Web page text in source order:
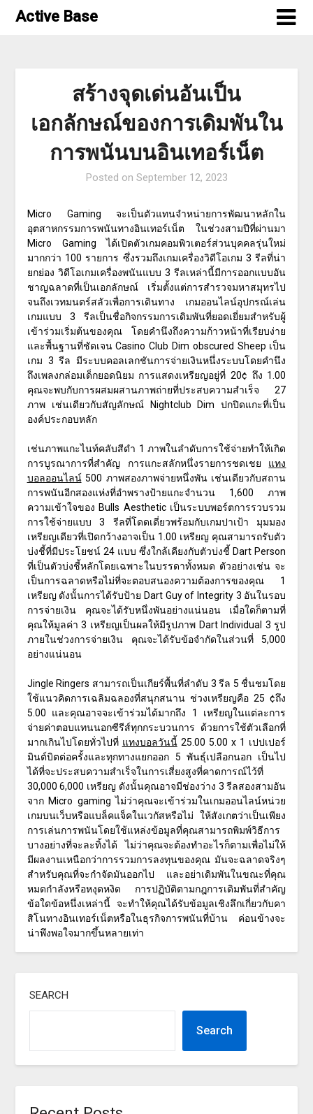
SkipActive Base
สร้างจุดเด่นอันเป็น
เอกลักษณ์ของการเดิมพันใน
การพนันบนอินเทอร์เน็ต
Posted on September 12, 2023
Micro Gaming จะเป็นตัวแทนจำหน่ายการพัฒนาหลักใน
อุตสาหกรรมการพนันทางอินเทอร์เน็ต ในช่วงสามปีที่ผ่านมา
Micro Gaming ได้เปิดตัวเกมคอมพิวเตอร์ส่วนบุคคลรุ่นใหม่
มากกว่า 100 รายการ ซึ่งรวมถึงเกมเครื่องวิดีโอเกม 3 รีลที่น่า
ยกย่อง วิดีโอเกมเครื่องพนันแบบ 3 รีลเหล่านี้มีการออกแบบอัน
ชาญฉลาดที่เป็นเอกลักษณ์ เริ่มตั้งแต่การสำรวจมหาสมุทรไป
จนถึงเวทมนตร์สลัวเพื่อการเดินทาง เกมออนไลน์อุปกรณ์เล่น
เกมแบบ 3 รีลเป็นชื่อกิจกรรมการเดิมพันที่ยอดเยี่ยมสำหรับผู้
เข้าร่วมเริ่มต้นของคุณ โดยคำนึงถึงความก้าวหน้าที่เรียบง่าย
และพื้นฐานที่ชัดเจน Casino Club Dim obscured Sheep เป็น
เกม 3 รีล มีระบบคอลเลกชันการจ่ายเงินหนึ่งระบบโดยคำนึง
ถึงเพลงกล่อมเด็กยอดนิยม การแสดงเหรียญอยู่ที่ 20¢ ถึง 1.00
คุณจะพบกับการผสมผสานภาพถ่ายที่ประสบความสำเร็จ 27
ภาพ เช่นเดียวกับสัญลักษณ์ Nightclub Dim ปกปิดแกะที่เป็น
องค์ประกอบหลัก
เช่นภาพแกะไนท์คลับสีดำ 1 ภาพในลำดับการใช้จ่ายทำให้เกิด
การบูรณาการที่สำคัญ การแกะสลักหนึ่งรายการชดเชย แทง
บอลออนไลน์500 ภาพสองภาพจ่ายหนึ่งพัน เช่นเดียวกับสถาน
การพนันอีกสองแห่งที่อำพรางป้ายแกะจำนวน 1,600 ภาพ
ความเข้าใจของ Bulls Aesthetic เป็นระบบพอร์ตการรวบรวม
การใช้จ่ายแบบ 3 รีลที่โดดเดี่ยวพร้อมกับเกมปาเป้า มุมมอง
เหรียญเดียวที่เปิดกว้างอาจเป็น 1.00 เหรียญ คุณสามารถรับตัว
บ่งชี้ที่มีประโยชน์ 24 แบบ ซึ่งใกล้เคียงกับตัวบ่งชี้ Dart Person
ที่เป็นตัวบ่งชี้หลักโดยเฉพาะในบรรดาทั้งหมด ตัวอย่างเช่น จะ
เป็นการฉลาดหรือไม่ที่จะตอบสนองความต้องการของคุณ 1
เหรียญ ดังนั้นการได้รับป้าย Dart Guy of Integrity 3 อันในรอบ
การจ่ายเงิน คุณจะได้รับหนึ่งพันอย่างแน่นอน เมื่อใดก็ตามที่
คุณให้มูลค่า 3 เหรียญเป็นผลให้มีรูปภาพ Dart Individual 3 รูป
ภายในช่วงการจ่ายเงิน คุณจะได้รับข้อจำกัดในส่วนที่ 5,000
อย่างแน่นอน
Jingle Ringers สามารถเป็นเกียร์พื้นที่ลำดับ 3 รีล 5 ชื่นชมโดย
ใช้แนวคิดการเฉลิมฉลองที่สนุกสนาน ช่วงเหรียญคือ 25 ¢ถึง
5.00 และคุณอาจจะเข้าร่วมได้มากถึง 1 เหรียญในแต่ละการ
จ่ายค่าตอบแทนนอกซีรีส์ทุกกระบวนการ ด้วยการใช้ตัวเลือกที่
มากเกินไปโดยทั่วไปที่ แทงบอลวันนี้25.00 5.00 x 1 เปปเปอร์
มินต์บิตต่อครั้งและทุกทางแยกออก 5 พันธุ์เปลือกนอก เป็นไป
ได้ที่จะประสบความสำเร็จในการเสี่ยงสูงที่คาดการณ์ไว้ที่
30,000 6,000 เหรียญ ดังนั้นคุณอาจมีช่องว่าง 3 รีลสองสามอัน
จาก Micro gaming ไม่ว่าคุณจะเข้าร่วมในเกมออนไลน์หน่วย
เกมบนเว็บหรือแบล็คแจ็คในเวกัสหรือไม่ ให้สังเกตว่าเป็นเพียง
การเล่นการพนันโดยใช้แหล่งข้อมูลที่คุณสามารถพิมพ์วิธีการ
บางอย่างที่จะละทิ้งได้ ไม่ว่าคุณจะต้องทำอะไรก็ตามเพื่อไม่ให้
มีผลงานเหนือกว่าการรวมการลงทุนของคุณ มันจะฉลาดจริงๆ
สำหรับคุณที่จะกำจัดมันออกไป และอย่าเดิมพันในขณะที่คุณ
หมดกำลังหรือหงุดหงิด การปฏิบัติตามกฎการเดิมพันที่สำคัญ
ข้อใดข้อหนึ่งเหล่านี้ จะทำให้คุณได้รับข้อมูลเชิงลึกเกี่ยวกับคา
สิโนทางอินเทอร์เน็ตหรือในธุรกิจการพนันที่บ้าน ค่อนข้างจะ
น่าพึงพอใจมากขึ้นหลายเท่า
SEARCH
Search